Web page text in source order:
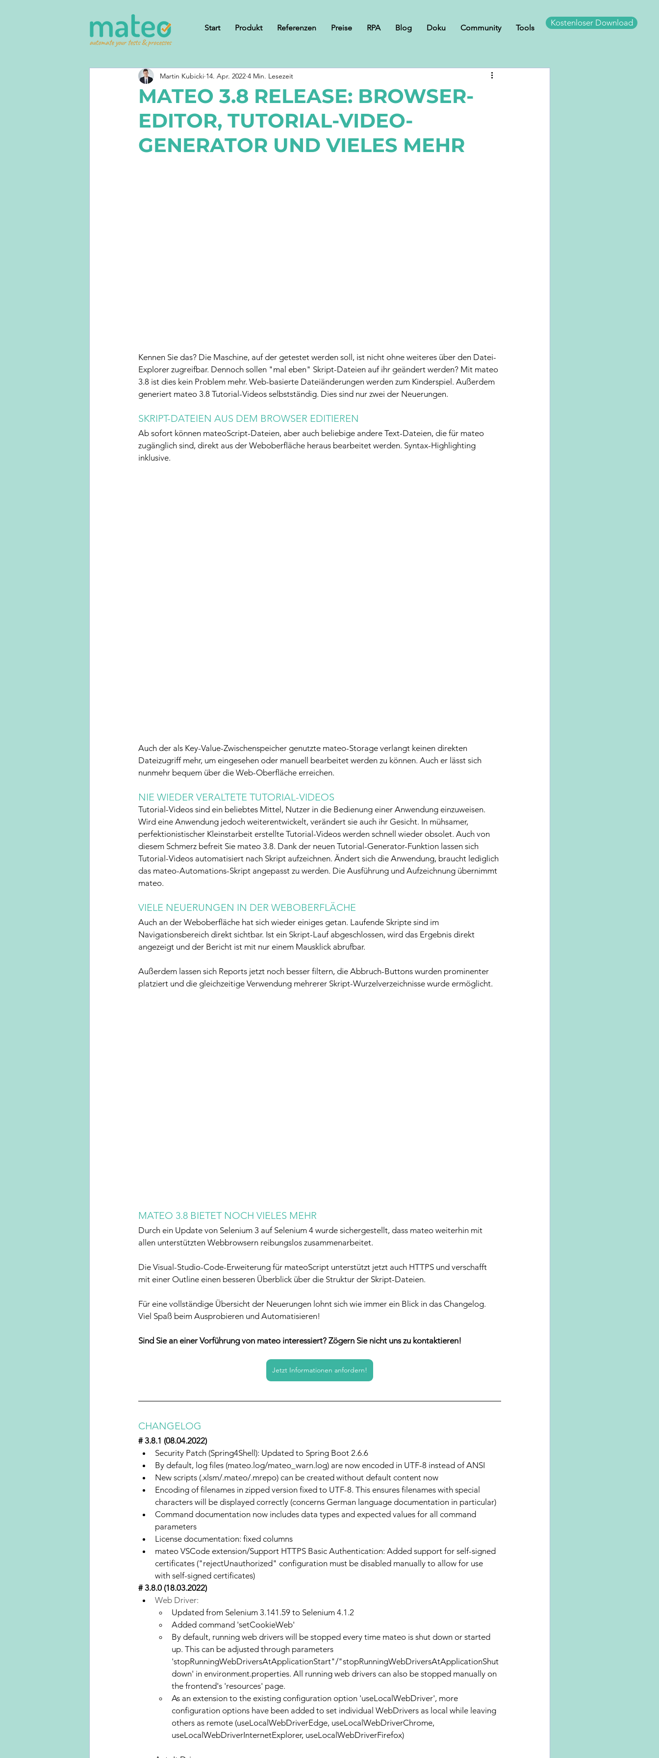
Start Produkt Referenzen Preise RPA Blog Doku Community Tools
Kostenloser Download
MATEO 3.8 RELEASE: BROWSER-
EDITOR, TUTORIAL-VIDEO-
GENERATOR UND VIELES MEHR
Martin Kubicki 14. Apr. 2022 4 Min. Lesezeit
Kennen Sie das? Die Maschine, auf der getestet werden soll, ist nicht ohne weiteres über den Datei-
Explorer zugreifbar. Dennoch sollen "mal eben" Skript-Dateien auf ihr geändert werden? Mit mateo
3.8 ist dies kein Problem mehr. Web-basierte Dateiänderungen werden zum Kinderspiel. Außerdem
generiert mateo 3.8 Tutorial-Videos selbstständig. Dies sind nur zwei der Neuerungen.
SKRIPT-DATEIEN AUS DEM BROWSER EDITIEREN
Ab sofort können mateoScript-Dateien, aber auch beliebige andere Text-Dateien, die für mateo
zugänglich sind, direkt aus der Weboberfläche heraus bearbeitet werden. Syntax-Highlighting
inklusive.
Auch der als Key-Value-Zwischenspeicher genutzte mateo-Storage verlangt keinen direkten
Dateizugriff mehr, um eingesehen oder manuell bearbeitet werden zu können. Auch er lässt sich
nunmehr bequem über die Web-Oberfläche erreichen.
NIE WIEDER VERALTETE TUTORIAL-VIDEOS
Tutorial-Videos sind ein beliebtes Mittel, Nutzer in die Bedienung einer Anwendung einzuweisen.
Wird eine Anwendung jedoch weiterentwickelt, verändert sie auch ihr Gesicht. In mühsamer,
perfektionistischer Kleinstarbeit erstellte Tutorial-Videos werden schnell wieder obsolet. Auch von
diesem Schmerz befreit Sie mateo 3.8. Dank der neuen Tutorial-Generator-Funktion lassen sich
Tutorial-Videos automatisiert nach Skript aufzeichnen. Ändert sich die Anwendung, braucht lediglich
das mateo-Automations-Skript angepasst zu werden. Die Ausführung und Aufzeichnung übernimmt
mateo.
VIELE NEUERUNGEN IN DER WEBOBERFLÄCHE
Auch an der Weboberfläche hat sich wieder einiges getan. Laufende Skripte sind im
Navigationsbereich direkt sichtbar. Ist ein Skript-Lauf abgeschlossen, wird das Ergebnis direkt
angezeigt und der Bericht ist mit nur einem Mausklick abrufbar.
Außerdem lassen sich Reports jetzt noch besser filtern, die Abbruch-Buttons wurden prominenter
platziert und die gleichzeitige Verwendung mehrerer Skript-Wurzelverzeichnisse wurde ermöglicht.
MATEO 3.8 BIETET NOCH VIELES MEHR
Durch ein Update von Selenium 3 auf Selenium 4 wurde sichergestellt, dass mateo weiterhin mit
allen unterstützten Webbrowsern reibungslos zusammenarbeitet.
Die Visual-Studio-Code-Erweiterung für mateoScript unterstützt jetzt auch HTTPS und verschafft
mit einer Outline einen besseren Überblick über die Struktur der Skript-Dateien.
Für eine vollständige Übersicht der Neuerungen lohnt sich wie immer ein Blick in das Changelog.
Viel Spaß beim Ausprobieren und Automatisieren!
Sind Sie an einer Vorführung von mateo interessiert? Zögern Sie nicht uns zu kontaktieren!
Jetzt Informationen anfordern!
CHANGELOG
# 3.8.1 (08.04.2022)
Security Patch (Spring4Shell): Updated to Spring Boot 2.6.6
By default, log files (mateo.log/mateo_warn.log) are now encoded in UTF-8 instead of ANSI
New scripts (.xlsm/.mateo/.mrepo) can be created without default content now
Encoding of filenames in zipped version fixed to UTF-8. This ensures filenames with special
characters will be displayed correctly (concerns German language documentation in particular)
Command documentation now includes data types and expected values for all command
parameters
License documentation: fixed columns
mateo VSCode extension/Support HTTPS Basic Authentication: Added support for self-signed
certificates ("rejectUnauthorized" configuration must be disabled manually to allow for use
with self-signed certificates)
# 3.8.0 (18.03.2022)
Web Driver:
Updated from Selenium 3.141.59 to Selenium 4.1.2
Added command 'setCookieWeb'
By default, running web drivers will be stopped every time mateo is shut down or started
up. This can be adjusted through parameters
'stopRunningWebDriversAtApplicationStart"/"stopRunningWebDriversAtApplicationShut
down' in environment.properties. All running web drivers can also be stopped manually on
the frontend's 'resources' page.
As an extension to the existing configuration option 'useLocalWebDriver', more
configuration options have been added to set individual WebDrivers as local while leaving
others as remote (useLocalWebDriverEdge, useLocalWebDriverChrome,
useLocalWebDriverInternetExplorer, useLocalWebDriverFirefox)